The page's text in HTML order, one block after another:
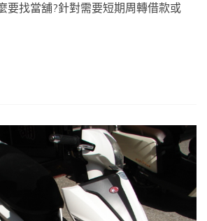
要找當舖?針對需要短期周轉借款或